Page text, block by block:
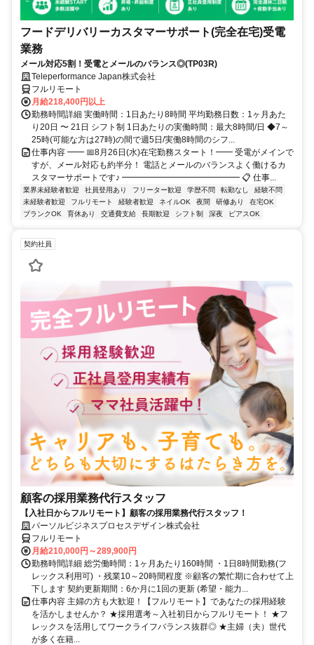
フードデリバリーカスタマーサポート(完全在宅)受電
業務
メール対応5割！受電とメールのバランス◎(TP03R)
Teleperformance Japan株式会社
フルリモート
月給218,400円以上
勤務時間詳細 実働時間：1日あたり8時間 平均勤務日数：1ヶ月あた
り20日 〜 21日 シフト制 1日あたりの実働時間：最大8時間/日 ◆7～
25時(可能な方は27時)の間で週5日/実働8時間のシフ...
仕事内容 ━━ 📅8月26日(水)在宅勤務スタート！━━ 受電がメインで
すが、メール対応も約半分！ 電話とメールのバランスよく働けるカ
スタマーサポートです♪ ━━━━━━━━━━━━━━ 📋 仕事...
業界未経験者歓迎 社員登用あり フリーター歓迎 学歴不問 転勤なし
経験不問
未経験者歓迎
フルリモート 経験者歓迎 ネイルOK 夜間 研修あり
在宅OK
ブランクOK
育休あり 交通費支給 長期歓迎 シフト制 深夜 ピアスOK
契約社員
顧客の採用業務代行スタッフ
【入社日からフルリモート】顧客の採用業務代行スタッフ！
パーソルビジネスプロセスデザイン株式会社
フルリモート
月給210,000円～289,900円
勤務時間詳細 総労働時間：1ヶ月あたり160時間 ・1日8時間勤務(フ
レックス利用可) ・残業10～20時間程度 ※顧客の繁忙期に合わせて上
下します 契約更新期間：6か月に1回の更新 (希望・能力...
仕事内容 主婦の方も大歓迎！【フルリモート】であなたの採用経験
を活かしませんか？ ★採用選考～入社初日からフルリモート！ ★フ
レックスを活用してワークライフバランス抜群◎ ★主婦（夫）世代
が多く在籍...